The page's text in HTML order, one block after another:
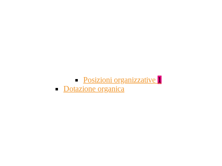
Posizioni organizzative 1
Dotazione organica